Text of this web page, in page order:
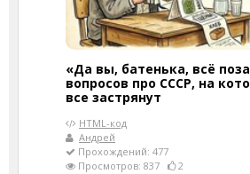
«Да вы, батенька, всё
вопросов про СССР, на
все застрянут
HTML-код
Андрей
Прохождений: 477
Просмотров: 837
2